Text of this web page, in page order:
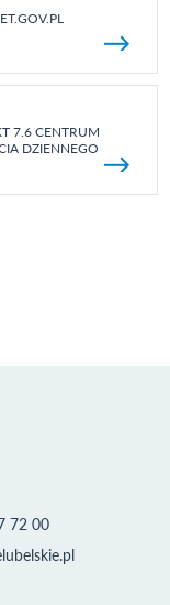
7.6 CENTRUM
DZIENNEGO
72 00